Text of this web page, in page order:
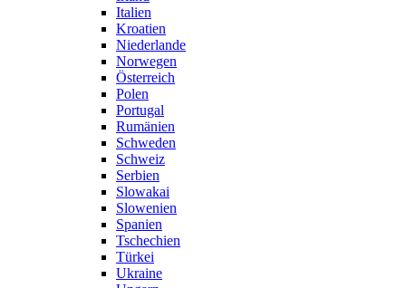
Italien
Kroatien
Niederlande
Norwegen
Österreich
Polen
Portugal
Rumänien
Schweden
Schweiz
Serbien
Slowakai
Slowenien
Spanien
Tschechien
Türkei
Ukraine